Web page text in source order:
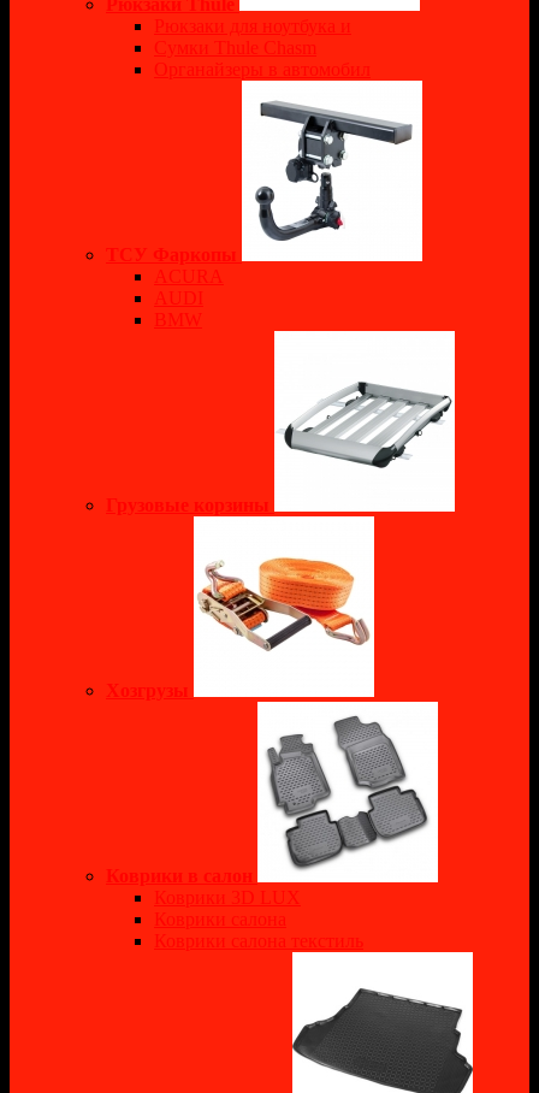
Рюкзаки для ноутбука и
Сумки Thule Chasm
Органайзеры в автомобил
ТСУ Фаркопы
ACURA
AUDI
BMW
Грузовые корзины
Хозгрузы
Коврики в салон
Коврики 3D LUX
Коврики салона
Коврики салона текстиль